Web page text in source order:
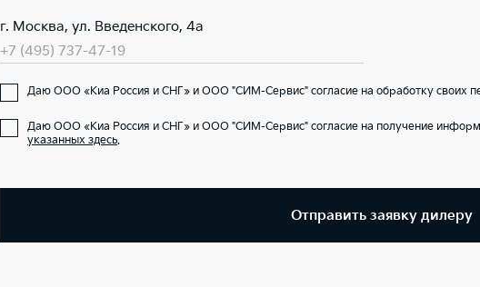
г. Москва, ул. Введенского, 4а
+7 (495) 737-47-19
Даю ООО «Киа Россия и СНГ» и ООО "СИМ-Сервис" согласие на обработку своих
Даю ООО «Киа Россия и СНГ» и ООО "СИМ-Сервис" согласие на получение
указанных здесь.
Отправить заявку дилеру